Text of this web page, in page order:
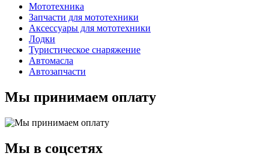
Мототехника
Запчасти для мототехники
Аксессуары для мототехники
Лодки
Туристическое снаряжение
Автомасла
Автозапчасти
Мы принимаем оплату
Мы в соцсетях